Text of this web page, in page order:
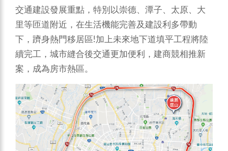
交通建設發展重點，特別以崇德、潭子、太原、大
里等匝道附近，在生活機能完善及建設利多帶動
下，躋身熱門移居區!加上未來地下道填平工程將陸
續完工，城市縫合後交通更加便利，建商競相推新
案，成為房市熱區。